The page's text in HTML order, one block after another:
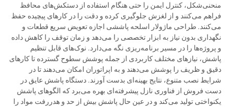
منحنی‌شکل، کنترل ایمن را حتی هنگام استفاده از دستکش‌های محافظ
فراهم می‌کنند و از لغزش جلوگیری کرده و دقت را در کارهای پیچیده حفظ
می‌کنند. طراحی ماژولار اسلحه پاششی اجازه تعویض سریع قطعات و
نگهداری بدون نیاز به ابزار تخصصی را می‌دهد و زمان توقف را کاهش داده
و پروژه‌ها را در مسیر برنامه‌ریزی نگه می‌دارد. نوک‌های قابل تنظیم
پاشش، نیازهای مختلف کاربردی از جمله پوشش سطوح گسترده تا کارهای
دقیق و ظریف را پوشش می‌دهند و به اپراتوران امکان می‌دهند تا در
شرایط نصب متنوع، نتایج بهینه‌ای بدست آورند. دستگاه پاشش عایق در
دست فروش از فناوری نازل پیشرفته‌ای بهره می‌برد که الگوهای پاشش
یکنواختی تولید می‌کند و در عین حال پاشش بیش از حد و هدررفت مواد را